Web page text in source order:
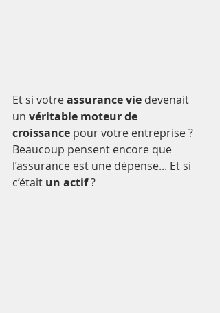
Et si votre assurance vie devenait
un véritable moteur de
croissance pour votre entreprise ?
Beaucoup pensent encore que
l’assurance est une dépense... Et si
c’était un actif ?